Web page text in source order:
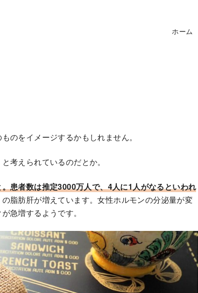
ホーム
のをイメージするかもしれません。
と考えられているのだとか。
患者数は推定3000万人で、4人に1人がなるといわれ
脂肪肝が増えています。女性ホルモンの分泌量が変
急増するようです。